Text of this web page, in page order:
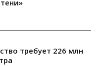
требует 226 млн